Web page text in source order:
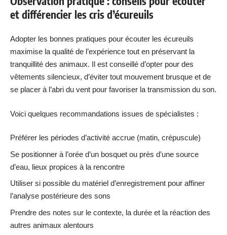
et différencier les cris d’écureuils
Adopter les bonnes pratiques pour écouter les écureuils
maximise la qualité de l’expérience tout en préservant la
tranquillité des animaux. Il est conseillé d’opter pour des
vêtements silencieux, d’éviter tout mouvement brusque et de
se placer à l’abri du vent pour favoriser la transmission du son.
Voici quelques recommandations issues de spécialistes :
Préférer les périodes d’activité accrue (matin, crépuscule)
Se positionner à l’orée d’un bosquet ou près d’une source
d’eau, lieux propices à la rencontre
Utiliser si possible du matériel d’enregistrement pour affiner
l’analyse postérieure des sons
Prendre des notes sur le contexte, la durée et la réaction des
autres animaux alentours